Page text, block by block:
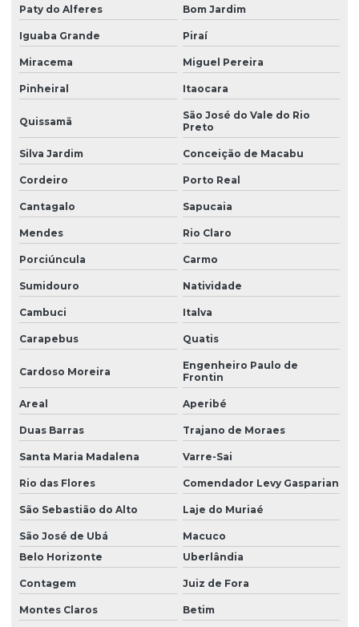
Laudo de luminosidade
Laudo nr 15
Laudo pericial insalubridade
Laudo pericial de periculosidade
Laudo pericial trabalhista insalubridade
Laudo de periculosidade e insalubridade
Laudo de periculosidade nr
Laudo pgr esocial
Laudo de para raios spda
Laudo de ruído ambiental
Laudo de ruído externo
Laudo spda e aterramento
Laudo spda periodicidade
Laudo técnico instalações elétricas
Laudo técnico ltcat
Laudo técnico de periculosidade
Laudo técnico spda
Paty do Alferes Bom Jardim
Iguaba Grande Piraí
Miracema Miguel Pereira
Pinheiral Itaocara
Quissamã
São José do Vale do Rio
Preto
Silva Jardim Conceição de Macabu
Cordeiro Porto Real
Cantagalo Sapucaia
Mendes Rio Claro
Porciúncula Carmo
Sumidouro Natividade
Cambuci Italva
Carapebus Quatis
Cardoso Moreira
Engenheiro Paulo de
Frontin
Areal Aperibé
Duas Barras Trajano de Moraes
Santa Maria Madalena Varre-Sai
Rio das Flores Comendador Levy Gasparian
São Sebastião do Alto Laje do Muriaé
São José de Ubá
Macuco
Belo Horizonte
Uberlândia
Contagem Juiz de Fora
Montes Claros Betim